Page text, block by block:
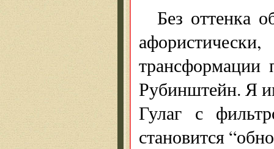
Без оттенка
трансформации
Рубинштейн. Я
Гулаг с
становится